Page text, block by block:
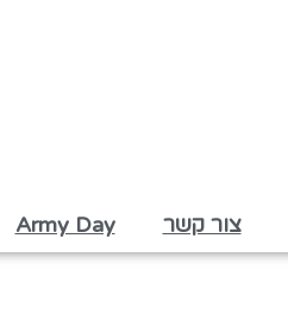
צור קשר Army Day